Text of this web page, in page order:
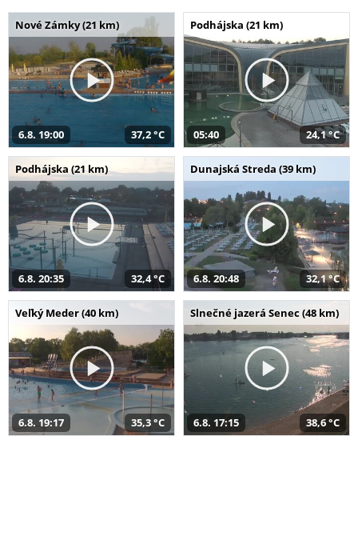
Nové Zámky (21 km)
6.8. 19:00 37,2 °C
Podhájska (21 km)
05:40 24,1 °C
Podhájska (21 km)
6.8. 20:35 32,4 °C
Dunajská Streda (39 km)
6.8. 20:48 32,1 °C
Veľký Meder (40 km)
6.8. 19:17 35,3 °C
Slnečné jazerá Senec (48 km)
6.8. 17:15 38,6 °C